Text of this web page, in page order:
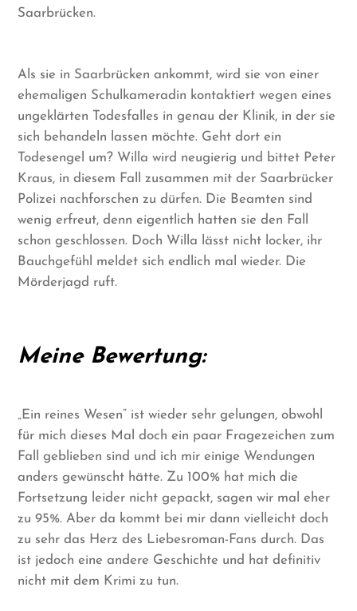
Saarbrücken.
Als sie in Saarbrücken ankommt, wird sie von einer
ehemaligen Schulkameradin kontaktiert wegen eines
ungeklärten Todesfalles in genau der Klinik, in der sie
sich behandeln lassen möchte. Geht dort ein
Todesengel um? Willa wird neugierig und bittet Peter
Kraus, in diesem Fall zusammen mit der Saarbrücker
Polizei nachforschen zu dürfen. Die Beamten sind
wenig erfreut, denn eigentlich hatten sie den Fall
schon geschlossen. Doch Willa lässt nicht locker, ihr
Bauchgefühl meldet sich endlich mal wieder. Die
Mörderjagd ruft.
Meine Bewertung:
„Ein reines Wesen“ ist wieder sehr gelungen, obwohl
für mich dieses Mal doch ein paar Fragezeichen zum
Fall geblieben sind und ich mir einige Wendungen
anders gewünscht hätte. Zu 100% hat mich die
Fortsetzung leider nicht gepackt, sagen wir mal eher
zu 95%. Aber da kommt bei mir dann vielleicht doch
zu sehr das Herz des Liebesroman-Fans durch. Das
ist jedoch eine andere Geschichte und hat definitiv
nicht mit dem Krimi zu tun.